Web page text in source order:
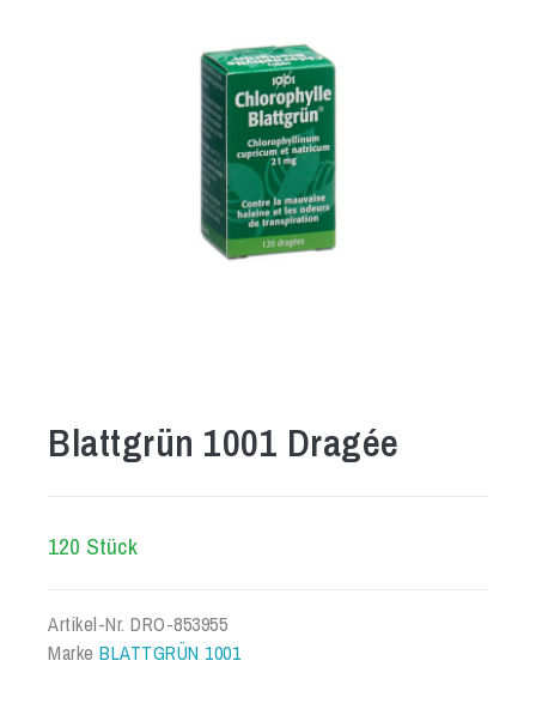
Blattgrün 1001 Dragée
120 Stück
Artikel-Nr. DRO-853955
Marke BLATTGRÜN 1001